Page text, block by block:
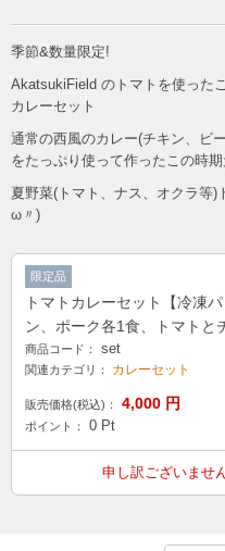
季節&数量限定!
AkatsukiField のトマトを使った
カレーセット
通常の西風のカレー(チキン、ビ
をたっぷり使って作ったこの時
夏野菜(トマト、ナス、オクラ等)
ω〃)
限定品
トマトカレーセット【冷凍
ン、ポーク各1食、トマトと
商品コード： set
関連カテゴリ： カレーセット
販売価格(税込)： 4,000 円
ポイント： 0 Pt
申し訳ございませ